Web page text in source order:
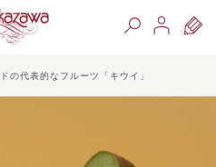
の代表的なフルーツ「キウイ」